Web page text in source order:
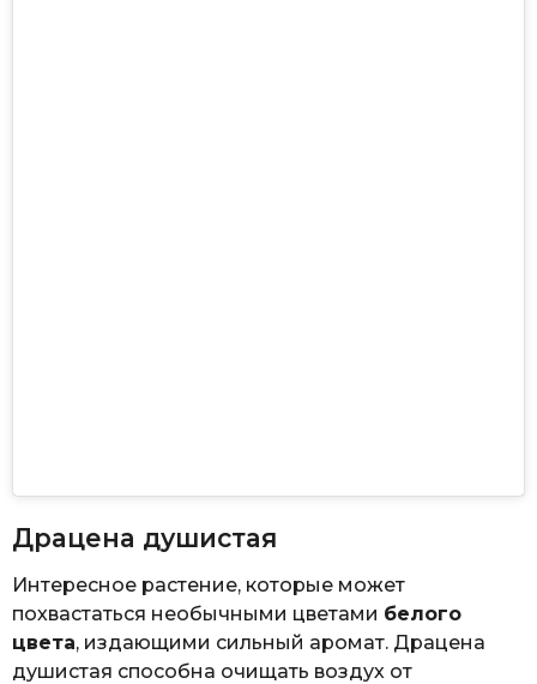
Драцена душистая
Интересное растение, которые может
похвастаться необычными цветами белого
цвета, издающими сильный аромат. Драцена
душистая способна очищать воздух от